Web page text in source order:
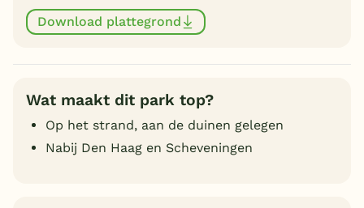
Download plattegrond
Wat maakt dit park top?
Op het strand, aan de duinen gelegen
Nabij Den Haag en Scheveningen